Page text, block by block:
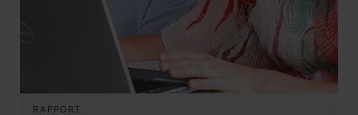
RAPPORT